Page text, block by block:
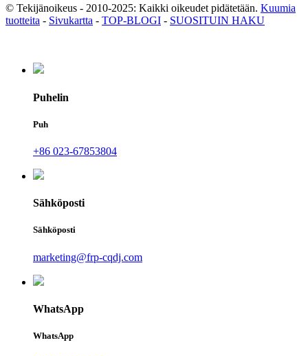
© Tekijänoikeus - 2010-2025: Kaikki oikeudet pidätetään. Kuumia
tuotteita - Sivukartta - TOP-BLOGI - SUOSITUIN HAKU
Puhelin
Puh
+86 023-67853804
Sähköposti
Sähköposti
marketing@frp-cqdj.com
WhatsApp
WhatsApp